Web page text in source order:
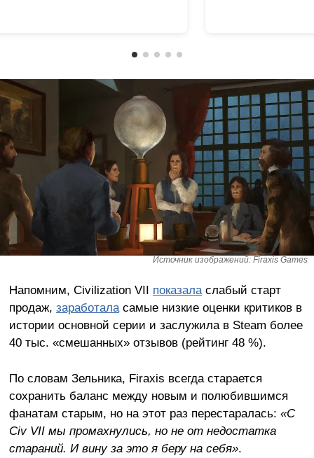
Источник изображений: Firaxis Games
Напомним, Civilization VII показаласлабый старт
продаж, заработаласамые низкие оценки критиков в
истории основной серии и заслужила в Steam более
40 тыс. «смешанных» отзывов (рейтинг 48 %).
По словам Зельника, Firaxis всегда старается
сохранить баланс между новым и полюбившимся
фанатам старым, но на этот раз перестаралась: «С
Civ VII мы промахнулись, но не от недостатка
стараний. И вину за это я беру на себя».